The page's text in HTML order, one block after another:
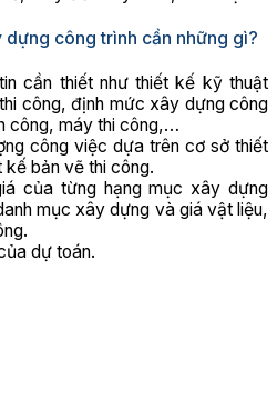
công trình cần những gì?
cần thiết như thiết kế kỹ thuật
công, định mức xây dựng công
công, máy thi công,…
công việc dựa trên cơ sở thiết
bản vẽ thi công.
của từng hạng mục xây dựng
mục xây dựng và giá vật liệu,
dự toán.